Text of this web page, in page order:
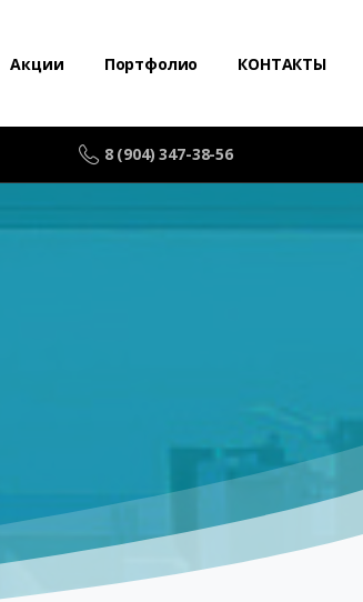
Акции Портфолио КОНТАКТЫ
8 (904) 347-38-56